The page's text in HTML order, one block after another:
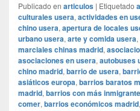
Publicado en articulos | Etiquetado
culturales usera, actividades en
chino usera, apertura de locales
urbano usera, arte y comida usera,
marciales chinas madrid,
asociaciones en usera, autobuses
chino madrid, barrio de usera,
asiáticos europa, barrios baratos
madrid, barrios con más
comer, barrios económicos madrid,